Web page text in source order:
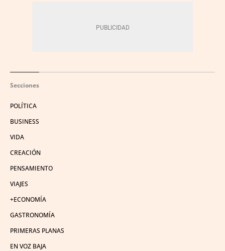
Secciones
POLÍTICA
BUSINESS
VIDA
CREACIÓN
PENSAMIENTO
VIAJES
+ECONOMÍA
GASTRONOMÍA
PRIMERAS PLANAS
EN VOZ BAJA